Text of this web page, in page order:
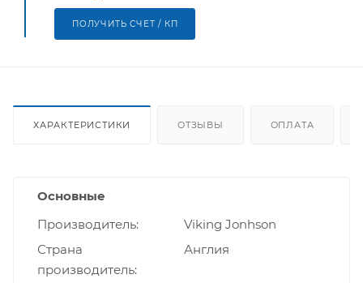
ПОЛУЧИТЬ СЧЕТ / КП
ХАРАКТЕРИСТИКИ ОТЗЫВЫ ОПЛАТА
Основные
Производитель
Viking Jonhson
Страна
производитель
Англия